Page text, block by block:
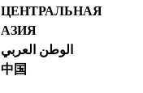
ЦЕНТРАЛЬНАЯ
АЗИЯ
الوطن العربي
中国